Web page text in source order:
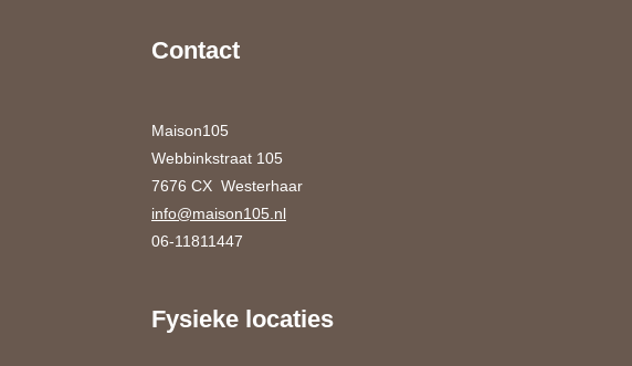
Contact
Maison105
Webbinkstraat 105
7676 CX Westerhaar
info@maison105.nl
06-11811447
Fysieke locaties